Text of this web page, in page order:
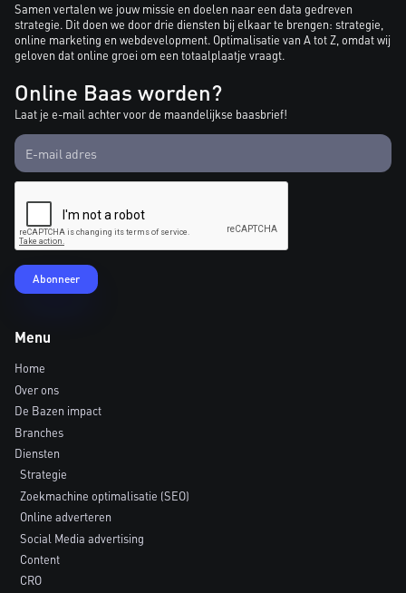
Samen vertalen we jouw missie en doelen naar een data gedreven
strategie. Dit doen we door drie diensten bij elkaar te brengen: strategie,
online marketing en webdevelopment. Optimalisatie van A tot Z, omdat wij
geloven dat online groei om een totaalplaatje vraagt.
Online Baas worden?
Laat je e-mail achter voor de maandelijkse baasbrief!
Menu
Home
Over ons
De Bazen impact
Branches
Diensten
Strategie
Zoekmachine optimalisatie (SEO)
Online adverteren
Social Media advertising
Content
CRO